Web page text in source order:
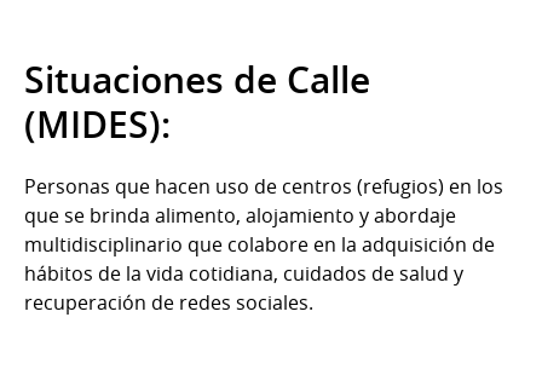
Situaciones de Calle
(MIDES):
Personas que hacen uso de centros (refugios) en los
que se brinda alimento, alojamiento y abordaje
multidisciplinario que colabore en la adquisición de
hábitos de la vida cotidiana, cuidados de salud y
recuperación de redes sociales.